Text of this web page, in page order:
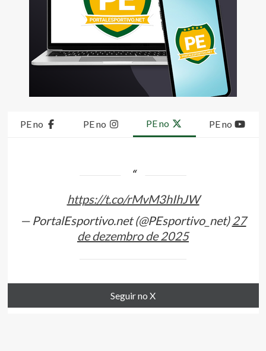
PE no PE no PE no PE no
https://t.co/rMvM3hIhJW
— PortalEsportivo.net (@PEsportivo_net)27
de dezembro de 2025
Seguir no X